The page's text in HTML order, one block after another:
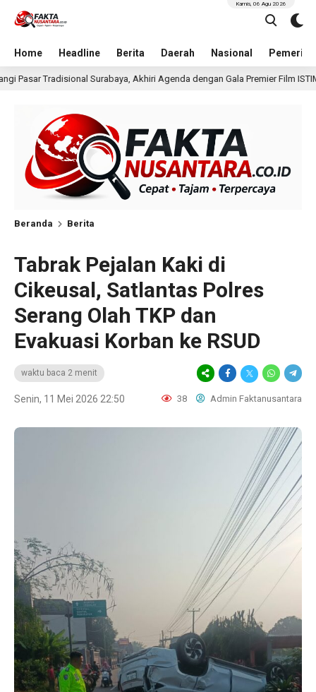
Home Headline Berita Daerah Nasional
Kamis, 06 Agu 2026
Agenda dengan Gala Premier Film ISTIMEWA 12 jam lalu Wakili
Beranda Berita
Tabrak Pejalan Kaki di
Cikeusal, Satlantas Polres
Serang Olah TKP dan
Evakuasi Korban ke RSUD
waktu baca 2 menit
Senin, 11 Mei 2026 22:50 38 Admin Faktanusantara